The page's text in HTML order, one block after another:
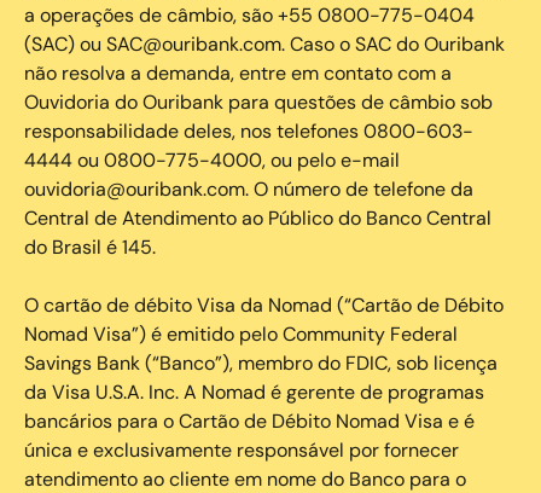
a operações de câmbio, são +55 0800-775-0404
(SAC) ou SAC@ouribank.com. Caso o SAC do Ouribank
não resolva a demanda, entre em contato com a
Ouvidoria do Ouribank para questões de câmbio sob
responsabilidade deles, nos telefones 0800-603-
4444 ou 0800-775-4000, ou pelo e-mail
ouvidoria@ouribank.com. O número de telefone da
Central de Atendimento ao Público do Banco Central
do Brasil é 145.
O cartão de débito Visa da Nomad (“Cartão de Débito
Nomad Visa”) é emitido pelo Community Federal
Savings Bank (“Banco”), membro do FDIC, sob licença
da Visa U.S.A. Inc. A Nomad é gerente de programas
bancários para o Cartão de Débito Nomad Visa e é
única e exclusivamente responsável por fornecer
atendimento ao cliente em nome do Banco para o